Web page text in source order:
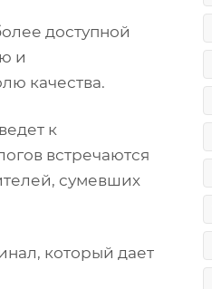
доступной
и
качества.
к
встречаются
сумевших
который дает